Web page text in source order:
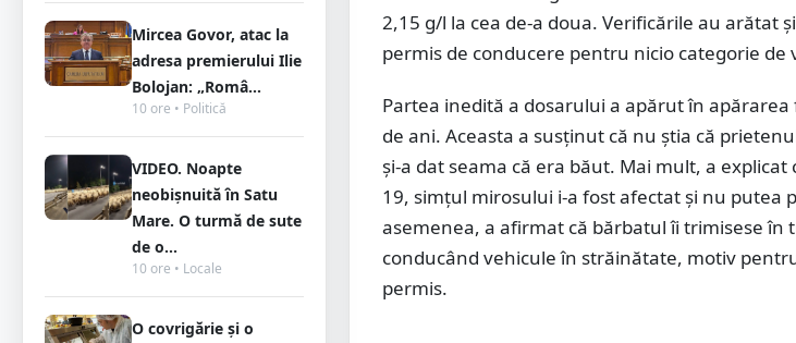
Mircea Govor, atac la
adresa premierului Ilie
Bolojan: „Româ...
10 ore • Politică
VIDEO. Noapte
neobișnuită în Satu
Mare. O turmă de sute
de o...
10 ore • Locale
O covrigărie și o
2,15 g/l la cea de-a doua. Verificările au arătat
permis de conducere pentru nicio categorie de
Partea inedită a dosarului a apărut în
de ani. Aceasta a susținut că nu știa că
și-a dat seama că era băut. Mai mult, a explicat
19, simțul mirosului i-a fost afectat și nu putea
asemenea, a afirmat că bărbatul îi trimisese în
conducând vehicule în străinătate, motiv
permis.